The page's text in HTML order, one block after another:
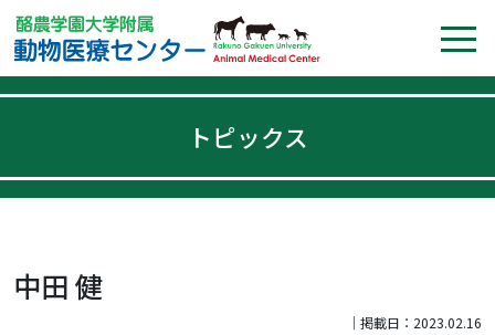
トピックス
中田 健
｜掲載日：2023.02.16